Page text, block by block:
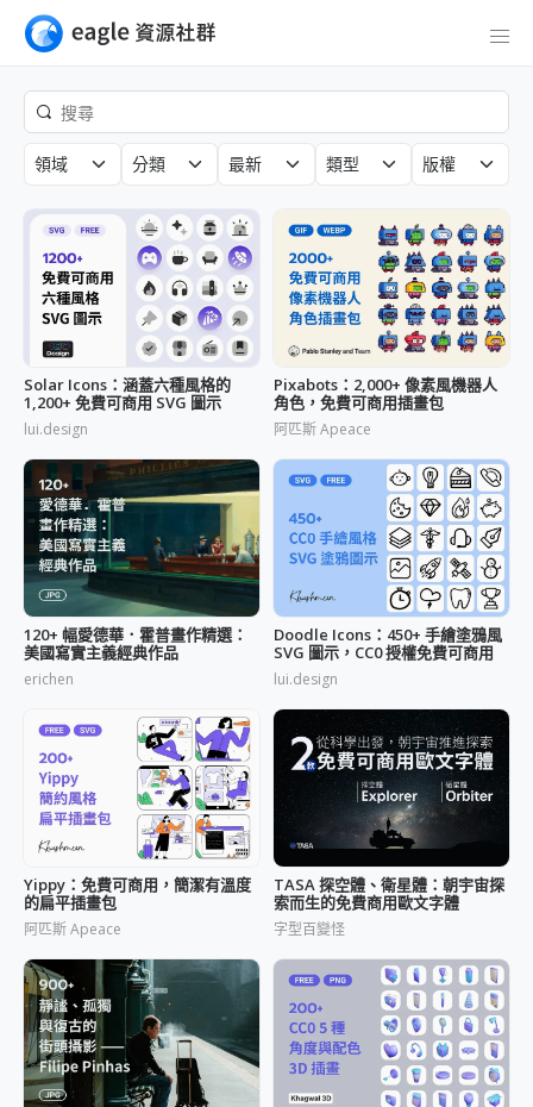
領域 分類 最新 類型 版權
Solar Icons：涵蓋六種風格的
1,200+ 免費可商用 SVG 圖示
lui.design
Pixabots：2,000+ 像素風機器人
角色，免費可商用插畫包
阿匹斯 Apeace
120+ 幅愛德華．霍普畫作精選：
美國寫實主義經典作品
erichen
Doodle Icons：450+ 手繪塗鴉風
SVG 圖示，CC0 授權免費可商用
lui.design
Yippy：免費可商用，簡潔有溫度
的扁平插畫包
阿匹斯 Apeace
TASA 探空體、衛星體：朝宇宙探
索而生的免費商用歐文字體
字型百變怪